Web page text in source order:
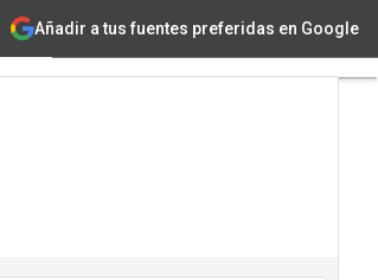
Añadir a tus fuentes preferidas en Google